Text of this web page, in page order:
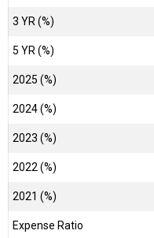
3 YR (%)
5 YR (%)
2025 (%)
2024 (%)
2023 (%)
2022 (%)
2021 (%)
Expense Ratio